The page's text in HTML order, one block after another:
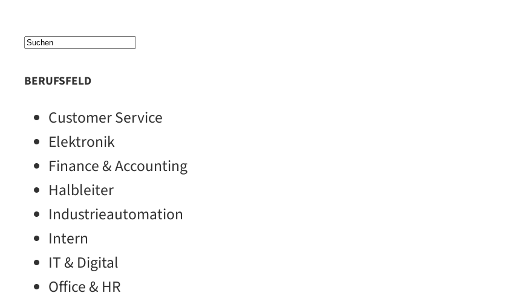
BERUFSFELD
Customer Service
Elektronik
Finance & Accounting
Halbleiter
Industrieautomation
Intern
IT & Digital
Office & HR